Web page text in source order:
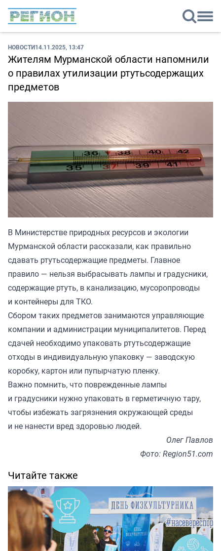
НОВОСТИ14.11.2025, 13:47
Жителям Мурманской области напомнили
о правилах утилизации ртутьсодержащих
предметов
В Министерстве природных ресурсов и экологии
Мурманской области рассказали, как правильно
сдавать ртутьсодержащие предметы. Главное
правило — нельзя выбрасывать лампы и градусники,
содержащие ртуть, в канализацию, мусоропроводы
и контейнеры для ТКО.
Сбором таких предметов занимаются управляющие
компании и администрации муниципалитетов. Перед
сдачей необходимо упаковать ртутьсодержащие
отходы в индивидуальную упаковку — заводскую
коробку, картон или пупырчатую пленку.
Важно помнить, что поврежденные лампы
и градусники нужно упаковать в герметичную тару,
чтобы избежать загрязнения окружающей среды
и не нанести вред здоровью людей.
Олег Павлов
Фото: Region51.com
Читайте также